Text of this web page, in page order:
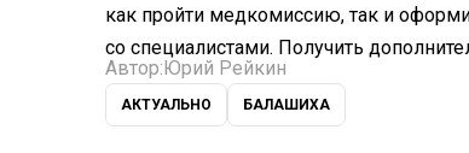
как пройти медкомиссию, так и
со специалистами. Получить
Автор: Юрий Рейкин
АКТУАЛЬНО БАЛАШИХА